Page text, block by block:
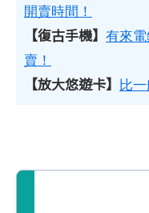
開賣時間！
【復古手機】 有來
賣！
【放大悠遊卡】 比